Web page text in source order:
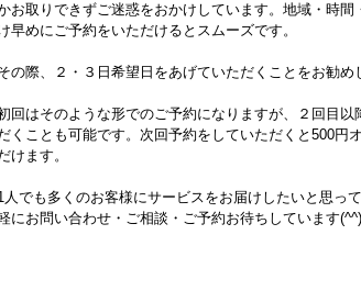
お取りできずご迷惑をおかけしています。地域・時
早めにご予約をいただけるとスムーズです。
の際、２・３日希望日をあげていただくことをお勧め
回はそのような形でのご予約になりますが、２回目
くことも可能です。次回予約をしていただくと500円
けます。
人でも多くのお客様にサービスをお届けしたいと思っ
にお問い合わせ・ご相談・ご予約お待ちしています(^^)